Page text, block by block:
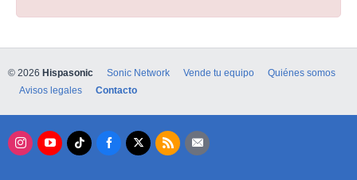
© 2026 Hispasonic Sonic Network Vende tu equipo
Quiénes somos
Avisos legales
Contacto